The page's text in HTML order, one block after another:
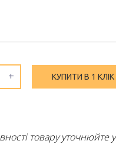
+ КУПИТИ В 1 КЛІК
товару уточнюйте